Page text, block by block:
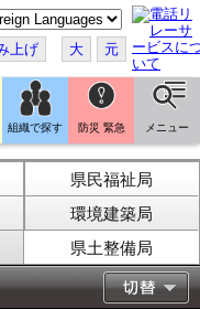
上げ 大 元
組織で探す 防災 緊急 メニュー
県民福祉局
環境建築局
県土整備局